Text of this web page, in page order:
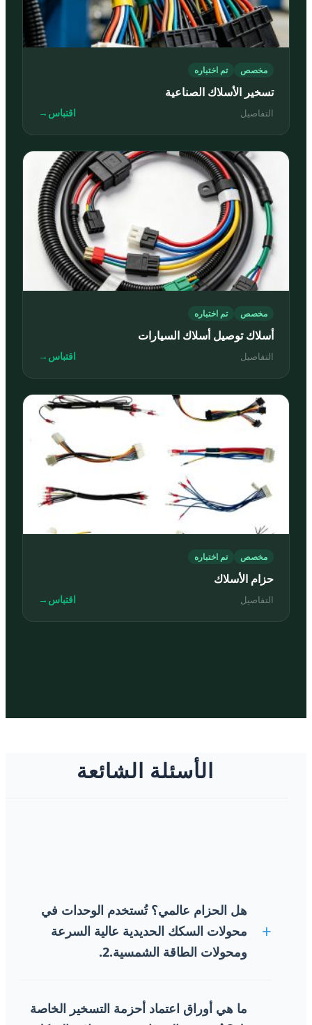
مخصص تم اختباره
تسخير الأسلاك الصناعية
التفاصيل اقتباس →
مخصص تم اختباره
أسلاك توصيل أسلاك السيارات
التفاصيل اقتباس →
مخصص تم اختباره
حزام الأسلاك
التفاصيل اقتباس →
الأسئلة الشائعة
هل الحزام عالمي؟ تُستخدم الوحدات في
محولات السكك الحديدية عالية السرعة
ومحولات الطاقة الشمسية.2.
المحددة. وتؤثر الأجهزة المختلفة في مواصفات الطراز
ما هي أوراق اعتماد أحزمة التسخير الخاصة